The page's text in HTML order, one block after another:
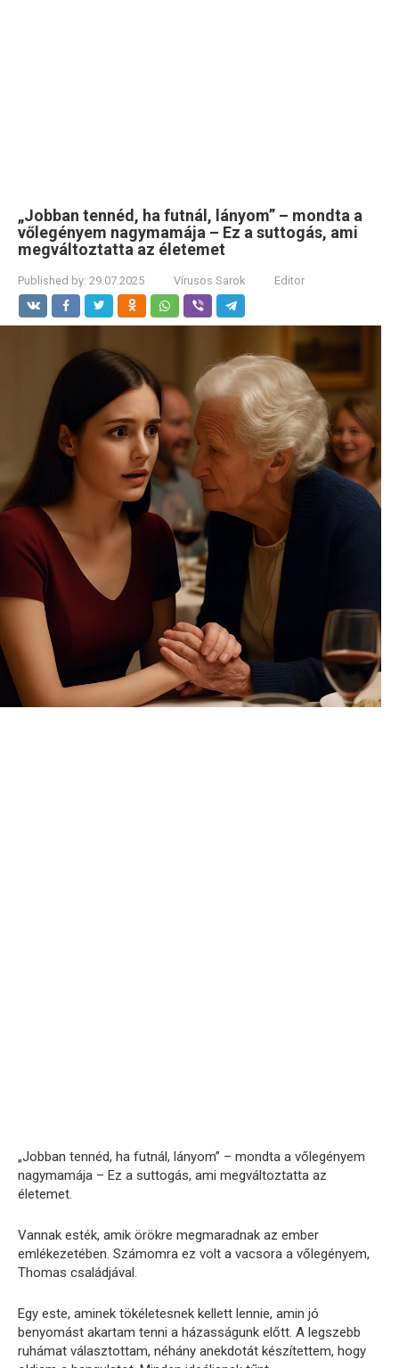
„Jobban tennéd, ha futnál, lányom” – mondta a
vőlegényem nagymamája – Ez a suttogás, ami
megváltoztatta az életemet
Published by: 29.07.2025 Vírusos Sarok Editor
„Jobban tennéd, ha futnál, lányom” – mondta a vőlegényem
nagymamája – Ez a suttogás, ami megváltoztatta az
életemet.
Vannak esték, amik örökre megmaradnak az ember
emlékezetében. Számomra ez volt a vacsora a vőlegényem,
Thomas családjával.
Egy este, aminek tökéletesnek kellett lennie, amin jó
benyomást akartam tenni a házasságunk előtt. A legszebb
ruhámat választottam, néhány anekdotát készítettem, hogy